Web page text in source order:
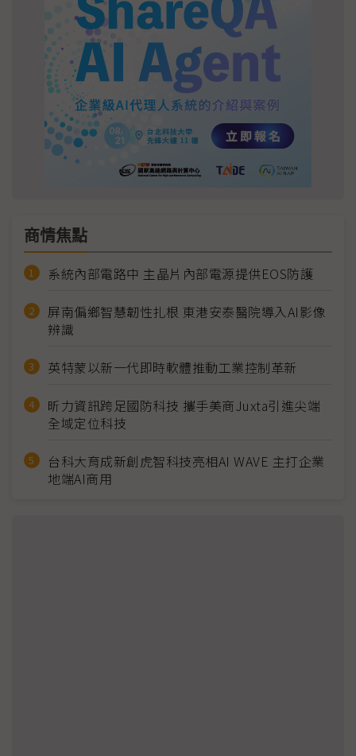
商情焦點
系統內部電路中 主晶片內部電源提供EOS防護
屏南偏鄉智慧韌性扎根 東港安泰醫院導入AI影像
辨識
英特蒙以新一代即時軟體推動工業控制革新
昕力資訊跨足國防科技 攜手美商Juxta引進尖端
全域定位科技
台科大育成新創虎智科技亮相AI WAVE 主打企業
地端AI商用